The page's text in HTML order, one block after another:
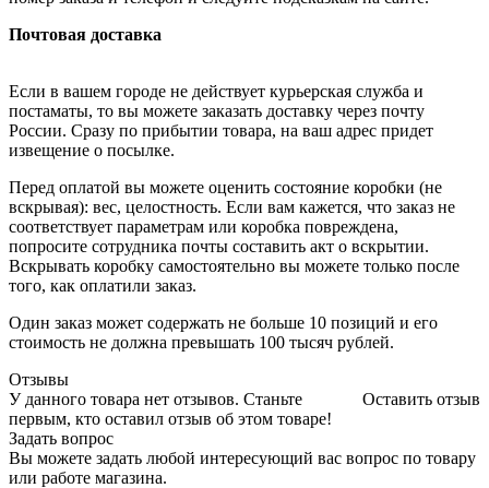
Почтовая доставка
Если в вашем городе не действует курьерская служба и
постаматы, то вы можете заказать доставку через почту
России. Сразу по прибытии товара, на ваш адрес придет
извещение о посылке.
Перед оплатой вы можете оценить состояние коробки (не
вскрывая): вес, целостность. Если вам кажется, что заказ не
соответствует параметрам или коробка повреждена,
попросите сотрудника почты составить акт о вскрытии.
Вскрывать коробку самостоятельно вы можете только после
того, как оплатили заказ.
Один заказ может содержать не больше 10 позиций и его
стоимость не должна превышать 100 тысяч рублей.
Отзывы
Оставить отзыв
У данного товара нет отзывов. Станьте
первым, кто оставил отзыв об этом товаре!
Задать вопрос
Вы можете задать любой интересующий вас вопрос по товару
или работе магазина.